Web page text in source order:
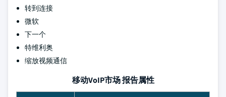
转到连接
微软
下一个
特维利奥
缩放视频通信
移动VoIP市场 报告属性